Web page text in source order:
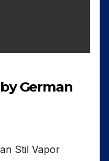
German
Stil Vapor